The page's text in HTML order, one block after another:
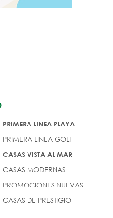
PRIMERA LINEA PLAYA
PRIMERA LINEA GOLF
CASAS VISTA AL MAR
CASAS MODERNAS
PROMOCIONES NUEVAS
CASAS DE PRESTIGIO